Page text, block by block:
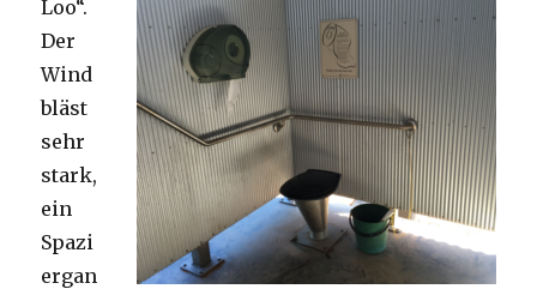
Loo“.
Der
Wind
bläst
sehr
stark,
ein
Spazi
ergan